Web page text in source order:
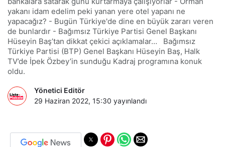
yakanı idam edelim peki yanan yere otel yapanı ne
yapacağız? - Bugün Türkiye'de dine en büyük zararı veren
de bunlardır - Bağımsız Türkiye Partisi Genel Başkanı
Hüseyin Baş’tan dikkat çekici açıklamalar… Bağımsız
Türkiye Partisi (BTP) Genel Başkanı Hüseyin Baş, Halk
TV’de İpek Özbey’in sunduğu Kadraj programına konuk
oldu.
Yönetici Editör
29 Haziran 2022, 15:30 yayınlandı